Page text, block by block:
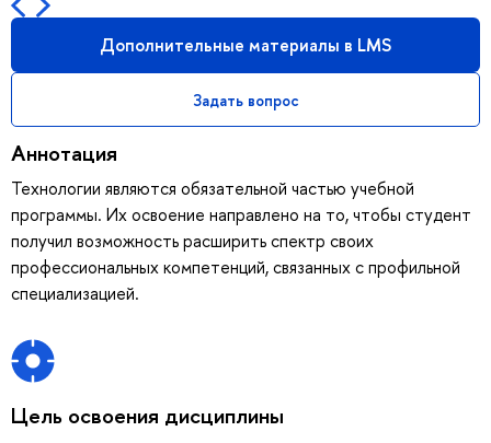
Дополнительные материалы в LMS
Задать вопрос
Аннотация
Технологии являются обязательной частью учебной
программы. Их освоение направлено на то, чтобы студент
получил возможность расширить спектр своих
профессиональных компетенций, связанных с профильной
специализацией.
Цель освоения дисциплины